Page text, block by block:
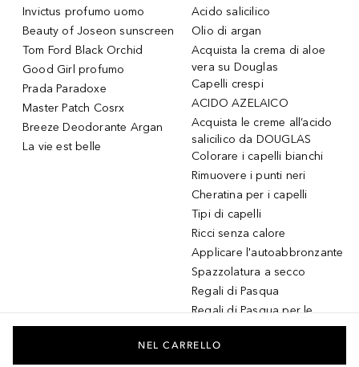
Invictus profumo uomo
Beauty of Joseon sunscreen
Tom Ford Black Orchid
Good Girl profumo
Prada Paradoxe
Master Patch Cosrx
Breeze Deodorante Argan
La vie est belle
Acido salicilico
Olio di argan
Acquista la crema di aloe
vera su Douglas
Capelli crespi
ACIDO AZELAICO
Acquista le creme all’acido
salicilico da DOUGLAS
Colorare i capelli bianchi
Rimuovere i punti neri
Cheratina per i capelli
Tipi di capelli
Ricci senza calore
Applicare l'autoabbronzante
Spazzolatura a secco
Regali di Pasqua
Regali di Pasqua per le
donne
Regali di Pasqua per gli
NEL CARRELLO